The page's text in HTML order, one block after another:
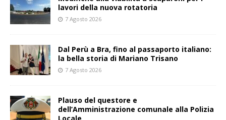
lavori della nuova rotatoria
7 Agosto 2026
​Dal Perù a Bra, fino al passaporto italiano:
la bella storia di Mariano Trisano
7 Agosto 2026
Plauso del questore e
dell’Amministrazione comunale alla Polizia